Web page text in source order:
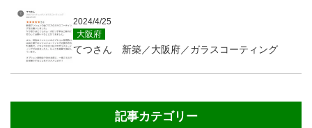
2024/4/25
大阪府
てつさん 新築／大阪府／ガラスコーティング
記事カテゴリー